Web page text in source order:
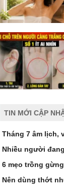
TIN MỚI CẬP
Tháng 7 âm lịch,
Nhiều người
6 mẹo trồng
Nên dùng thớt